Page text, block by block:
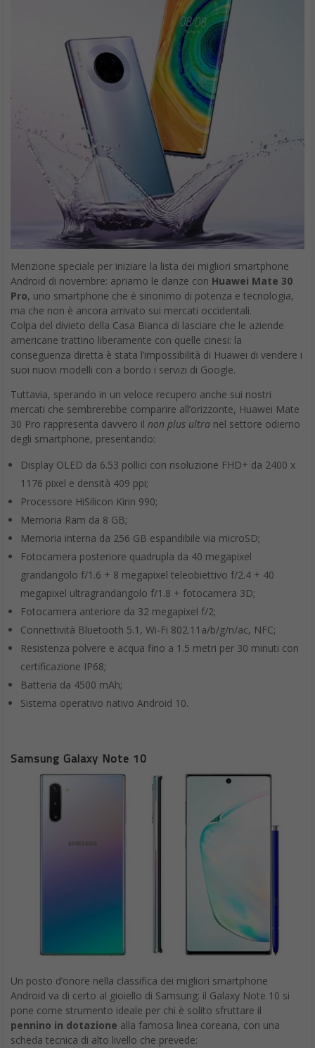
Menzione speciale per iniziare la lista dei migliori smartphone
Android di novembre: apriamo le danze con Huawei Mate 30
Pro, uno smartphone che è sinonimo di potenza e tecnologia,
ma che non è ancora arrivato sui mercati occidentali.
Colpa del divieto della Casa Bianca di lasciare che le aziende
americane trattino liberamente con quelle cinesi: la
conseguenza diretta è stata l’impossibilità di Huawei di vendere i
suoi nuovi modelli con a bordo i servizi di Google.
Tuttavia, sperando in un veloce recupero anche sui nostri
mercati che sembrerebbe comparire all’orizzonte, Huawei Mate
30 Pro rappresenta davvero il non plus ultra nel settore odierno
degli smartphone, presentando:
Display OLED da 6.53 pollici con risoluzione FHD+ da 2400 x
1176 pixel e densità 409 ppi;
Processore HiSilicon Kirin 990;
Memoria Ram da 8 GB;
Memoria interna da 256 GB espandibile via microSD;
Fotocamera posteriore quadrupla da 40 megapixel
grandangolo f/1.6 + 8 megapixel teleobiettivo f/2.4 + 40
megapixel ultragrandangolo f/1.8 + fotocamera 3D;
Fotocamera anteriore da 32 megapixel f/2;
Connettività Bluetooth 5.1, Wi-Fi 802.11a/b/g/n/ac, NFC;
Resistenza polvere e acqua fino a 1.5 metri per 30 minuti con
certificazione IP68;
Batteria da 4500 mAh;
Sistema operativo nativo Android 10.
Samsung Galaxy Note 10
Un posto d’onore nella classifica dei migliori smartphone
Android va di certo al gioiello di Samsung: il Galaxy Note 10 si
pone come strumento ideale per chi è solito sfruttare il
pennino in dotazione alla famosa linea coreana, con una
scheda tecnica di alto livello che prevede: